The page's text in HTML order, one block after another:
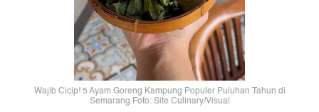
Wajib Cicip! 5 Ayam Goreng Kampung Populer Puluhan Tahun di
Semarang Foto: Site Culinary/Visual